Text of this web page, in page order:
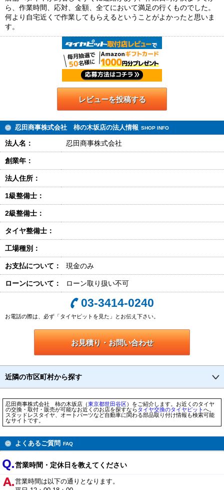
ら、作業時間、応対、金額、全てにおいて満足の行くものでした。
何より自宅近くで作業してもらえるということがよかったと思いま
す。
レビューを投稿する
忍田商事株式会社 柿の木坂店の法人情報 SHOP INFO
法人名： 忍田商事株式会社
創業年：
法人住所：
1級整備士：
2級整備士：
タイヤ整備士：
工場種別：
お支払について： 現金のみ
ローンについて： ローン取り扱い不可
03-3414-0240
お電話の際は、必ず「タイヤピットを見た」とお伝え下さい。
お見積り・お問い合わせ
近隣の市区町村から探す
忍田商事株式会社 柿の木坂店（東京都世田谷区 ）をご紹介します。お近くのタイヤ
の交換・取付・販売が可能なお近くのお店を探すならタイヤ交換のタイヤピットへ。
スタッドレスタイヤ、オートパーツなど自動車に関わる部品取り付け情報も検索可能
なサイトです。
よくあるご質問 FAQ
営業時間・定休日を教えてください
営業時間は以下の通りとなります。